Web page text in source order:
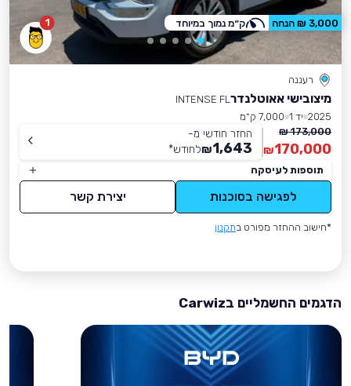
1
רעננה
מיצובישי אאוטלנדר INTENSE FL
2025 יד 1
7,000 ק״מ
173,000 ₪
170,000
₪
החזר חודשי מ-
1,643
₪לחודש*
תוספות לעיסקה
לפגישה בסוכנות יצירת קשר
*חישוב ההחזר מפורט בתקנון
3,000 ₪ הנחה ק״מ נמוך במיוחד
הדגמים החשמליים בCarwiz